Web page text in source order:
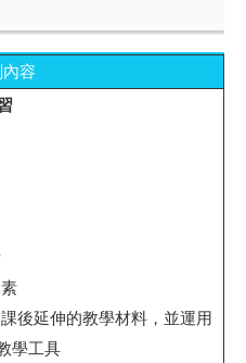
容
後延伸的教學材料，並運用
學工具